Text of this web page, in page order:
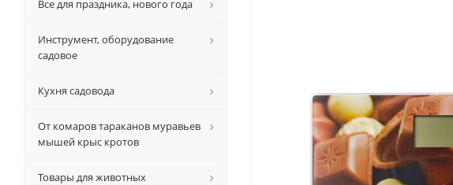
Все для праздника, нового года
Инструмент, оборудование
садовое
Кухня садовода
От комаров тараканов муравьев
мышей крыс кротов
Товары для животных